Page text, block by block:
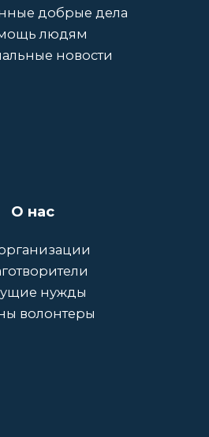
добрые дела
людям
новости
О нас
нужды
волонтеры